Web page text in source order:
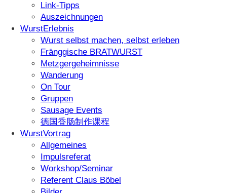
Link-Tipps
Auszeichnungen
WurstErlebnis
Wurst selbst machen, selbst erleben
Fränggische BRATWURST
Metzgergeheimnisse
Wanderung
On Tour
Gruppen
Sausage Events
德国香肠制作课程
WurstVortrag
Allgemeines
Impulsreferat
Workshop/Seminar
Referent Claus Böbel